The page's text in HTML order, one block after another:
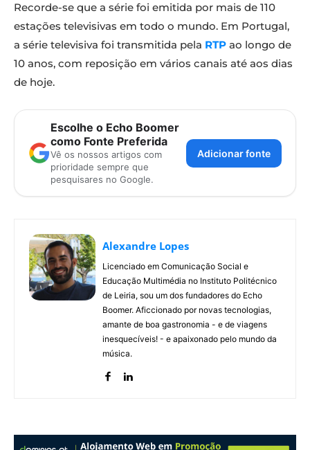
Recorde-se que a série foi emitida por mais de 110
estações televisivas em todo o mundo. Em Portugal,
a série televisiva foi transmitida pela RTP ao longo de
10 anos, com reposição em vários canais até aos dias
de hoje.
Escolhe o Echo Boomer
como Fonte Preferida
Vê os nossos artigos com
prioridade sempre que
pesquisares no Google.
Adicionar fonte
Alexandre Lopes
Licenciado em Comunicação Social e
Educação Multimédia no Instituto Politécnico
de Leiria, sou um dos fundadores do Echo
Boomer. Aficcionado por novas tecnologias,
amante de boa gastronomia - e de viagens
inesquecíveis! - e apaixonado pelo mundo da
música.